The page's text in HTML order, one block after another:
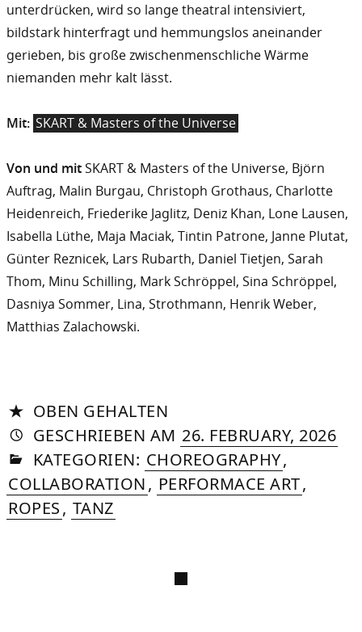
unterdrücken, wird so lange theatral intensiviert,
bildstark hinterfragt und hemmungslos aneinander
gerieben, bis große zwischenmenschliche Wärme
niemanden mehr kalt lässt.
Mit: SKART & Masters of the Universe
Von und mitSKART & Masters of the Universe, Björn
Auftrag, Malin Burgau, Christoph Grothaus, Charlotte
Heidenreich, Friederike Jaglitz, Deniz Khan, Lone Lausen,
Isabella Lüthe, Maja Maciak, Tintin Patrone, Janne Plutat,
Günter Reznicek, Lars Rubarth, Daniel Tietjen, Sarah
Thom, Minu Schilling, Mark Schröppel, Sina Schröppel,
Dasniya Sommer, Lina, Strothmann, Henrik Weber,
Matthias Zalachowski.
OBEN GEHALTEN
GESCHRIEBEN VON
AUTORIN
DASNIYA
SOMMER
AM 26. FEBRUARY, 2026»11.
IN
KATEGORIEN: CHOREOGRAPHY,
COLLABORATION, PERFORMACE ART,
ROPES, TANZ